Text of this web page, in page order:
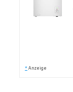
* Anzeige